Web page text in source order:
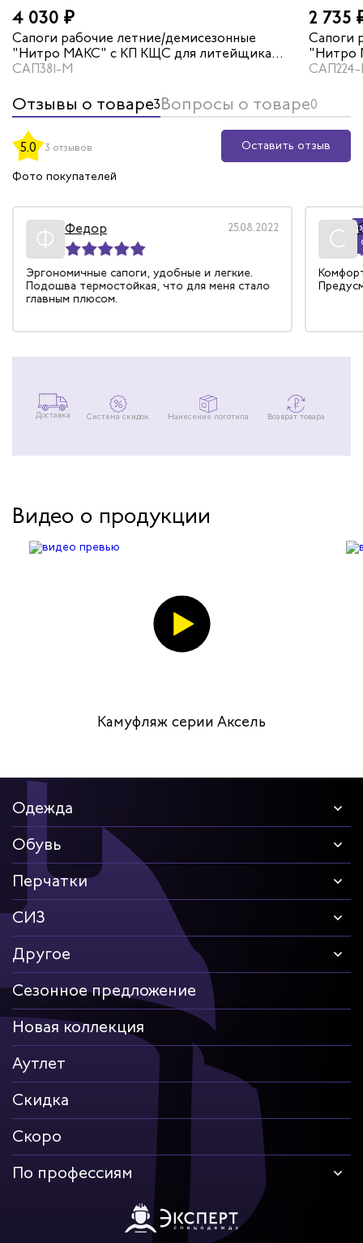
4 030 ₽
Сапоги рабочие летние/демисезонные
"Нитро МАКС" с КП КЩС для литейщика
цвет черный
САП381-М
2 735
Сапоги
"Нитро
Отзывы о товаре3Вопросы о товаре0
5.0 3 отзывов
Оставить отзыв
Фото покупателей
Ф Федор 25.08.2022
Эргономичные сапоги, удобные и легкие.
Подошва термостойкая, что для меня стало
главным плюсом.
С
Доставка Система скидок Нанесение логотипа Возврат товара
Видео о продукции
Камуфляж серии Аксель
Одежда
Обувь
Перчатки
СИЗ
Другое
Сезонное предложение
Новая коллекция
Аутлет
Скидка
Скоро
По профессиям